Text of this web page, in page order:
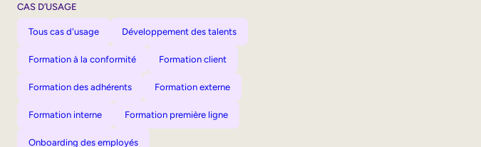
CAS D’USAGE
Tous cas d'usage Développement des talents
Formation à la conformité Formation client
Formation des adhérents Formation externe
Formation interne Formation première ligne
Onboarding des employés